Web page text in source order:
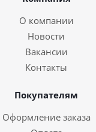
О компании
Новости
Вакансии
Контакты
Покупателям
Оформление заказа